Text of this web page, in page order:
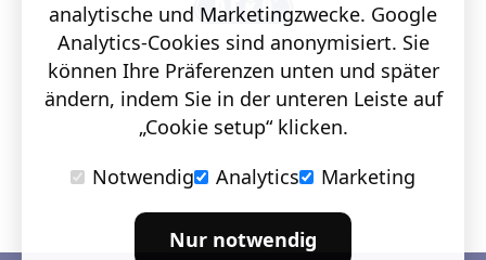
analytische und Marketingzwecke. Google
Analytics-Cookies sind anonymisiert. Sie
können Ihre Präferenzen unten und später
ändern, indem Sie in der unteren Leiste auf
„Cookie setup“ klicken.
Notwendig
Analytics Marketing
Nur notwendig